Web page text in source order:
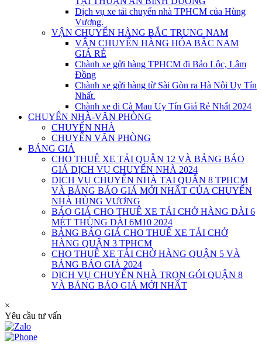
Dịch vụ xe tải chuyển nhà TPHCM của Hùng
Vương.
VẬN CHUYỂN HÀNG BẮC TRUNG NAM
VẬN CHUYỂN HÀNG HÓA BẮC NAM
GIÁ RẺ
Chành xe gửi hàng TPHCM đi Bảo Lộc, Lâm
Đồng
Chành xe gửi hàng từ Sài Gòn ra Hà Nội Uy Tín
Nhất.
Chành xe đi Cà Mau Uy Tín Giá Rẻ Nhất 2024
CHUYỂN NHÀ-VĂN PHÒNG
CHUYỂN NHÀ
CHUYỂN VĂN PHÒNG
BẢNG GIÁ
CHO THUÊ XE TẢI QUẬN 12 VÀ BẢNG BÁO
GIÁ DỊCH VỤ CHUYỂN NHÀ 2024
DỊCH VỤ CHUYỂN NHÀ TẠI QUẬN 8 TPHCM
VÀ BẢNG BÁO GIÁ MỚI NHẤT CỦA CHUYỂN
NHÀ HÙNG VƯƠNG
BÁO GIÁ CHO THUÊ XE TẢI CHỞ HÀNG DÀI 6
MÉT THÙNG DÀI 6M10 2024
BẢNG BÁO GIÁ CHO THUÊ XE TẢI CHỞ
HÀNG QUẬN 3 TPHCM
CHO THUÊ XE TẢI CHỞ HÀNG QUẬN 5 VÀ
BẢNG BÁO GIÁ 2024
DỊCH VỤ CHUYỂN NHÀ TRỌN GÓI QUẬN 8
VÀ BẢNG BÁO GIÁ MỚI NHẤT
×
Yêu cầu tư vấn